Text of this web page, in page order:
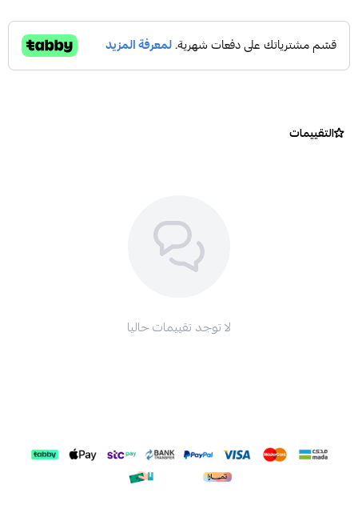
التقييمات
لا توجد تقييمات حاليا